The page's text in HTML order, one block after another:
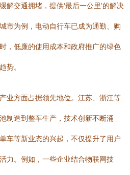
解交通拥堵，提供‘最后一公里’的解决
市为例，电动自行车已成为通勤、购
，低廉的使用成本和政府推广的绿色
势。
业方面占据领先地位。江苏、浙江等
制造到整车生产，技术创新不断涌
车等新业态的兴起，不仅提升了用户
力。例如，一些企业结合物联网技